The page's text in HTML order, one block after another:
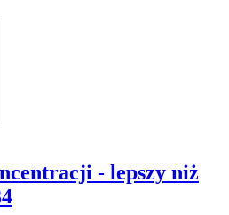
- lepszy niż